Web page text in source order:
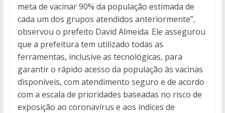
meta de vacinar 90% da população estimada de
cada um dos grupos atendidos anteriormente”,
observou o prefeito David Almeida. Ele assegurou
que a prefeitura tem utilizado todas as
ferramentas, inclusive as tecnológicas, para
garantir o rápido acesso da população às vacinas
disponíveis, com atendimento seguro e de acordo
com a escala de prioridades baseadas no risco de
exposição ao coronavírus e aos índices de